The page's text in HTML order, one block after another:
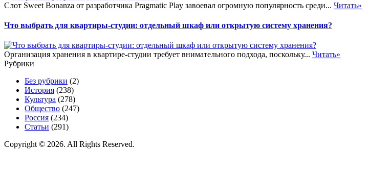
Слот Sweet Bonanza от разработчика Pragmatic Play завоевал огромную популярность среди... Читать»
Что выбрать для квартиры-студии: отдельный шкаф или открытую систему хранения?
Организация хранения в квартире-студии требует внимательного подхода, поскольку... Читать»
Рубрики
Без рубрики (2)
История (238)
Культура (278)
Общество (247)
Россия (234)
Статьи (291)
Copyright © 2026. All Rights Reserved.